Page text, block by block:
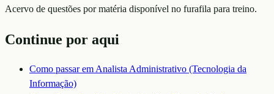
Acervo de questões por matéria disponível no furafila para treino.
Continue por aqui
Como passar emAnalista Administrativo (Tecnologia da
Informação)